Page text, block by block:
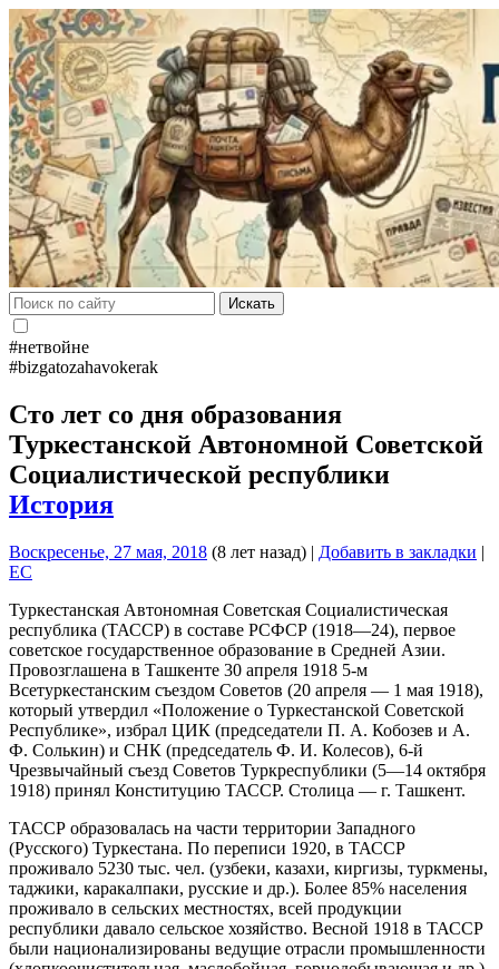
Искать
#нетвойне
#bizgatozahavokerak
Сто лет со дня образования
Туркестанской Автономной Советской
Социалистической республики
История
Воскресенье, 27 мая, 2018 (8 лет назад) | Добавить в закладки |
EC
Туркестанская Автономная Советская Социалистическая
республика (ТАССР) в составе РСФСР (1918—24), первое
советское государственное образование в Средней Азии.
Провозглашена в Ташкенте 30 апреля 1918 5-м
Всетуркестанским съездом Советов (20 апреля — 1 мая 1918),
который утвердил «Положение о Туркестанской Советской
Республике», избрал ЦИК (председатели П. А. Кобозев и А.
Ф. Солькин) и СНК (председатель Ф. И. Колесов), 6-й
Чрезвычайный съезд Советов Туркреспублики (5—14 октября
1918) принял Конституцию ТАССР. Столица — г. Ташкент.
ТАССР образовалась на части территории Западного
(Русского) Туркестана. По переписи 1920, в ТАССР
проживало 5230 тыс. чел. (узбеки, казахи, киргизы, туркмены,
таджики, каракалпаки, русские и др.). Более 85% населения
проживало в сельских местностях, всей продукции
республики давало сельское хозяйство. Весной 1918 в ТАССР
были национализированы ведущие отрасли промышленности